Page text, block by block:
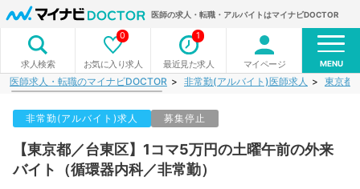
医師の求人・転職・アルバイトはマイナビDOCTOR
求人検索 お気に入り求人
0
最近見た求人
1
マイページ MENU
医師求人・転職のマイナビDOCTOR 非常勤(アルバイト)医師求人 東京都
非常勤(アルバイト)求人 募集停止
【東京都／台東区】1コマ5万円の土曜午前の外来
バイト（循環器内科／非常勤）